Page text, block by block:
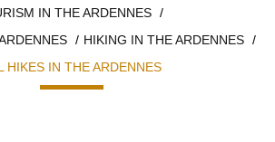
IN THE ARDENNES
HIKING IN THE ARDENNES
HIKES IN THE ARDENNES